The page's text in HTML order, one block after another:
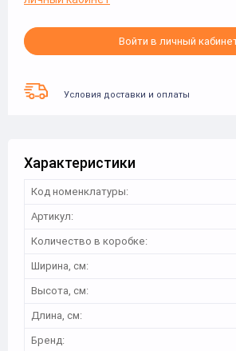
Войти в личный
Условия доставки и оплаты
Характеристики
Код номенклатуры:
Артикул:
Количество в коробке:
Ширина, см:
Высота, см:
Длина, см:
Бренд: